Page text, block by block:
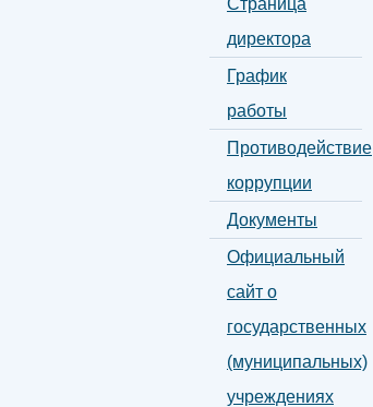
Страница
директора
График
работы
Противодействие
коррупции
Документы
Официальный
сайт о
государственных
(муниципальных)
учреждениях